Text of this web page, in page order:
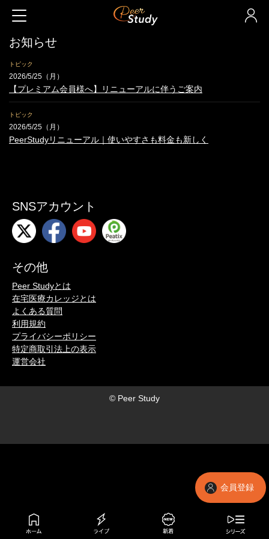
会員登録
お知らせ
トピック
2026/5/25（月）
【プレミアム会員様へ】リニューアルに伴うご案内
トピック
2026/5/25（月）
PeerStudyリニューアル｜使いやすさも料金も新しく
SNSアカウント
その他
Peer Studyとは
在宅医療カレッジとは
よくある質問
利用規約
プライバシーポリシー
特定商取引法上の表示
運営会社
© Peer Study